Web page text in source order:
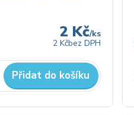
2 Kč/ks
2 Kčbez DPH
Přidat do košíku